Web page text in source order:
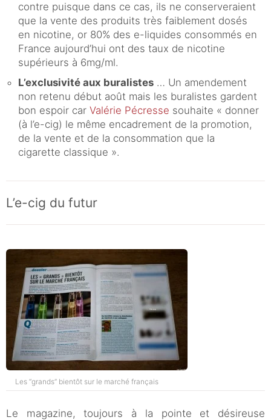
contre puisque dans ce cas, ils ne conserveraient
que la vente des produits très faiblement dosés
en nicotine, or 80% des e-liquides consommés en
France aujourd’hui ont des taux de nicotine
supérieurs à 6mg/ml.
L’exclusivité aux buralistes … Un amendement
non retenu début août mais les buralistes gardent
bon espoir car Valérie Pécresse souhaite « donner
(à l’e-cig) le même encadrement de la promotion,
de la vente et de la consommation que la
cigarette classique ».
L’e-cig du futur
Les “grands” bientôt sur le marché français
Le magazine, toujours à la pointe et désireuse